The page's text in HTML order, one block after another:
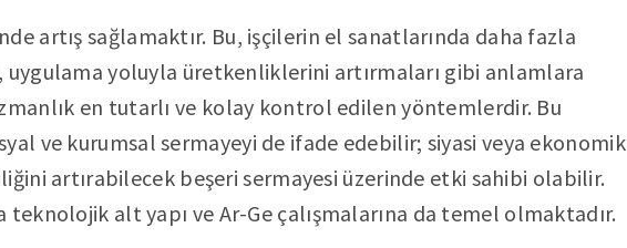
artış sağlamaktır. Bu, işçilerin el sanatlarında daha fazla
uygulama yoluyla üretkenliklerini artırmaları gibi anlamlara
en tutarlı ve kolay kontrol edilen yöntemlerdir. Bu
ve kurumsal sermayeyi de ifade edebilir; siyasi veya ekonomik
artırabilecek beşeri sermayesi üzerinde etki sahibi olabilir.
teknolojik alt yapı ve Ar-Ge çalışmalarına da temel olmaktadır.